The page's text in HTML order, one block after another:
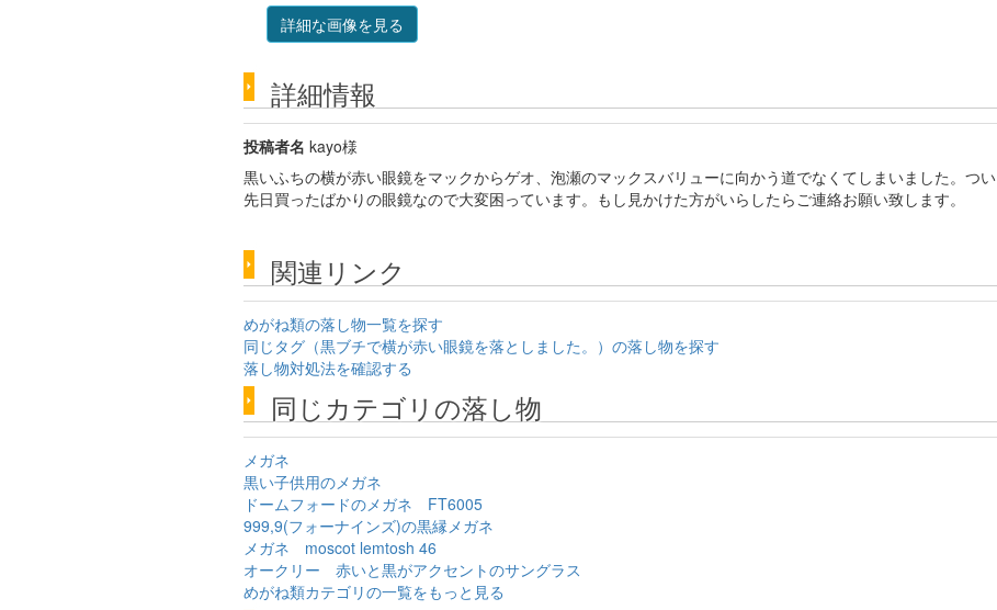
詳細な画像を見る
詳細情報
投稿者名 kayo様
黒いふちの横が赤い眼鏡をマックからゲオ、泡瀬のマックスバリューに向かう道でなくてしまいました。つい
先日買ったばかりの眼鏡なので大変困っています。もし見かけた方がいらしたらご連絡お願い致します。
関連リンク
めがね類の落し物一覧を探す
同じタグ（黒ブチで横が赤い眼鏡を落としました。）の落し物を探す
落し物対処法を確認する
同じカテゴリの落し物
メガネ
黒い子供用のメガネ
ドームフォードのメガネ FT6005
999,9(フォーナインズ)の黒縁メガネ
メガネ moscot lemtosh 46
オークリー 赤いと黒がアクセントのサングラス
めがね類カテゴリの一覧をもっと見る